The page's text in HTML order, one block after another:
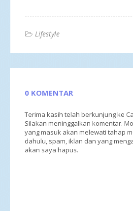
Lifestyle
0 KOMENTAR
Terima kasih telah berkunjung ke
Silakan meninggalkan komentar.
yang masuk akan melewati tahap
dahulu, spam, iklan dan yang
akan saya hapus.